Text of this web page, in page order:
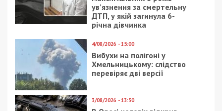
6/03/2022 - 13:11
Десантники не
пустили врага на
Днепропетровщину
4/08/2020 - 11:23
котором избили